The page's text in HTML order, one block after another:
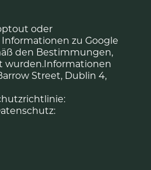
oder
zu Google
den Bestimmungen,
wurden.Informationen
Street, Dublin 4,